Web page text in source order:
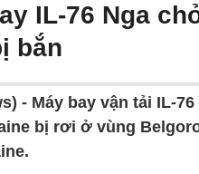
IL-76 Nga
bắn
- Máy bay vận tải IL-
bị rơi ở vùng